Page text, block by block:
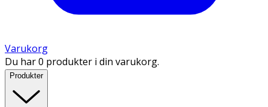
Varukorg
Du har 0 produkter i din varukorg.
Produkter